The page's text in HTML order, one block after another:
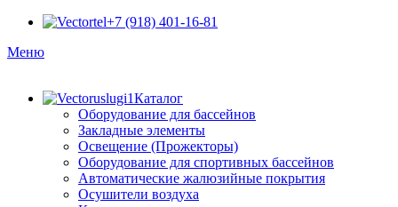
+7 (918) 401-16-81
Меню
Каталог
Оборудование для бассейнов
Закладные элементы
Освещение (Прожекторы)
Оборудование для спортивных бассейнов
Автоматические жалюзийные покрытия
Осушители воздуха